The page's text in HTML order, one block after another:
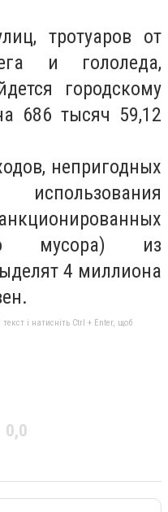
тротуаров от
и гололеда,
городскому
686 тысяч 59,12
непригодных
мусора) из
4 миллиона
і натисніть Ctrl + Enter, щоб
0,0